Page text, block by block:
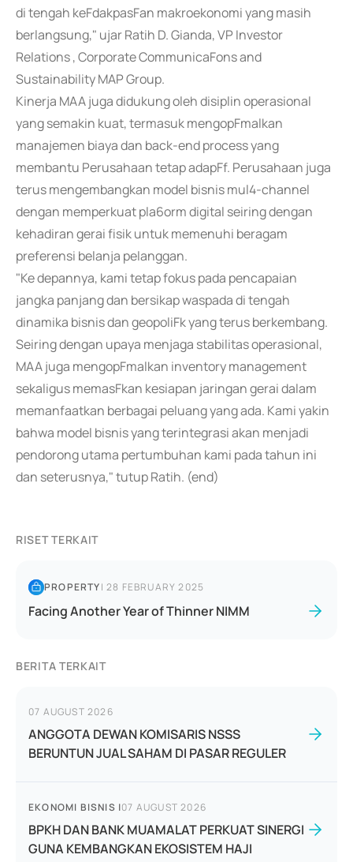
di tengah keFdakpasFan makroekonomi yang masih
berlangsung," ujar Ratih D. Gianda, VP Investor
Relations , Corporate CommunicaFons and
Sustainability MAP Group.
Kinerja MAA juga didukung oleh disiplin operasional
yang semakin kuat, termasuk mengopFmalkan
manajemen biaya dan back-end process yang
membantu Perusahaan tetap adapFf. Perusahaan juga
terus mengembangkan model bisnis mul4-channel
dengan memperkuat pla6orm digital seiring dengan
kehadiran gerai fisik untuk memenuhi beragam
preferensi belanja pelanggan.
"Ke depannya, kami tetap fokus pada pencapaian
jangka panjang dan bersikap waspada di tengah
dinamika bisnis dan geopoliFk yang terus berkembang.
Seiring dengan upaya menjaga stabilitas operasional,
MAA juga mengopFmalkan inventory management
sekaligus memasFkan kesiapan jaringan gerai dalam
memanfaatkan berbagai peluang yang ada. Kami yakin
bahwa model bisnis yang terintegrasi akan menjadi
pendorong utama pertumbuhan kami pada tahun ini
dan seterusnya," tutup Ratih. (end)
RISET TERKAIT
PROPERTY|28 FEBRUARY 2025
Facing Another Year of Thinner NIMM
BERITA TERKAIT
07 AUGUST 2026
ANGGOTA DEWAN KOMISARIS NSSS
BERUNTUN JUAL SAHAM DI PASAR REGULER
EKONOMI BISNIS |07 AUGUST 2026
BPKH DAN BANK MUAMALAT PERKUAT SINERGI
GUNA KEMBANGKAN EKOSISTEM HAJI